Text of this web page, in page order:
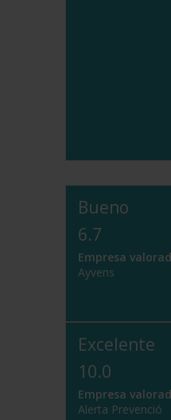
Bueno
6.7
Empresa
Ayvens
Excelente
10.0
Empresa
Alerta Prevenció